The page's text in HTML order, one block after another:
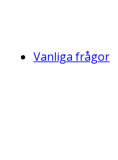
Vanliga frågor